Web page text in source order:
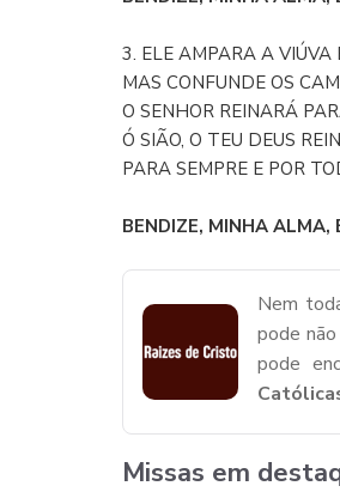
3. ELE AMPARA A VIÚVA
MAS CONFUNDE OS
O SENHOR REINARÁ
Ó SIÃO, O TEU DEUS
PARA SEMPRE E POR
BENDIZE, MINHA ALMA,
Nem
pode
pode
Missas em